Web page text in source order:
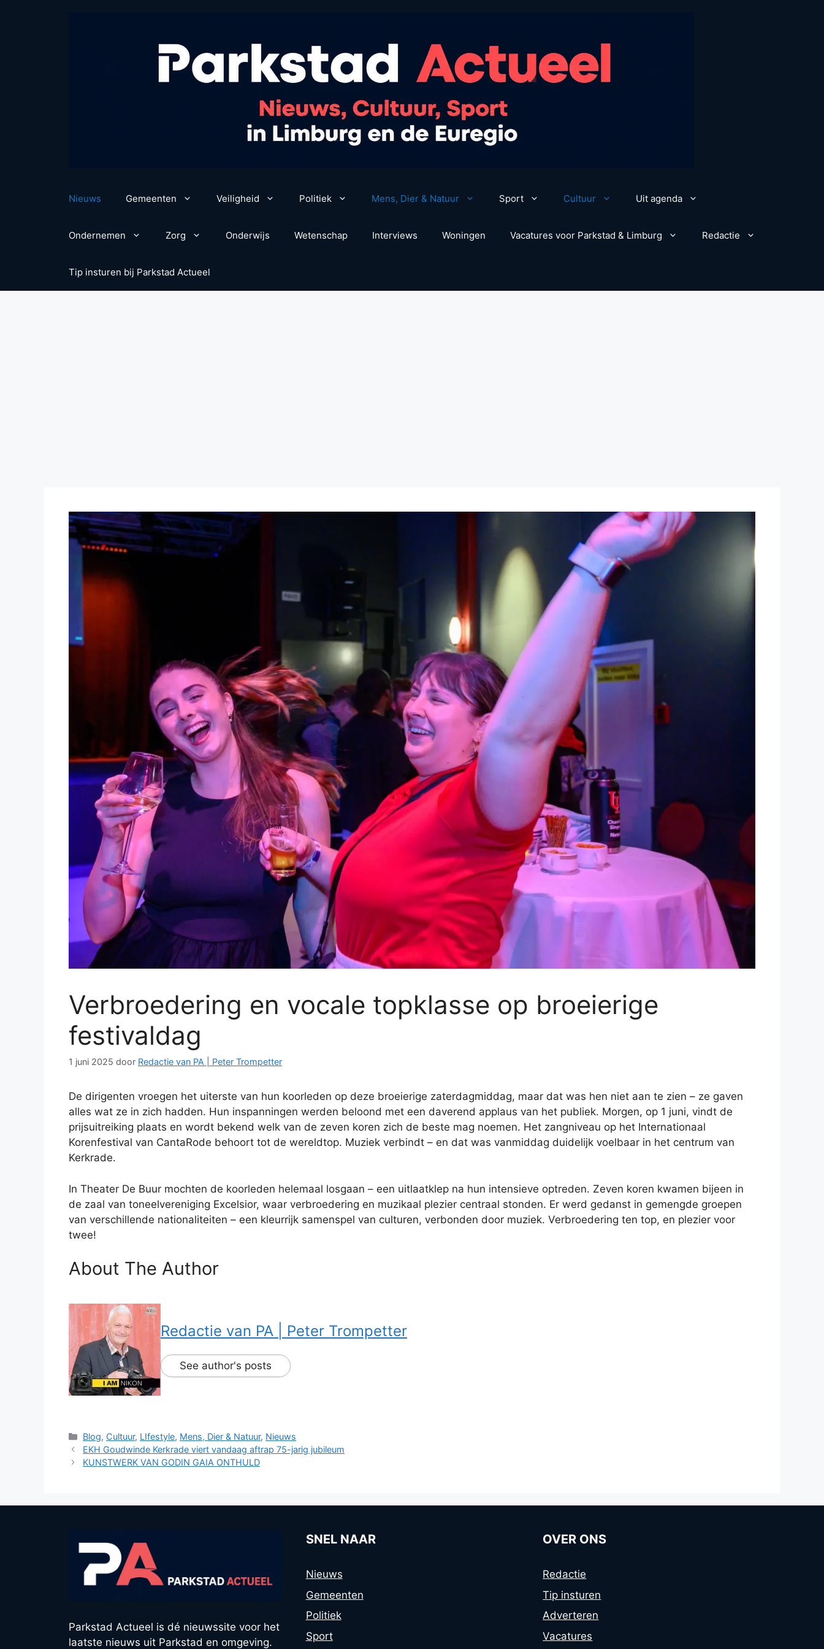
Nieuws Gemeenten Veiligheid Politiek Mens, Dier & Natuur Sport Cultuur Uit agenda
Ondernemen Zorg Onderwijs Wetenschap Interviews Woningen Vacatures voor Parkstad & Limburg Redactie
Tip insturen bij Parkstad Actueel
Verbroedering en vocale topklasse op broeierige
festivaldag
1 juni 2025 door Redactie van PA | Peter Trompetter
De dirigenten vroegen het uiterste van hun koorleden op deze broeierige zaterdagmiddag, maar dat was hen niet aan te zien – ze gaven
alles wat ze in zich hadden. Hun inspanningen werden beloond met een daverend applaus van het publiek. Morgen, op 1 juni, vindt de
prijsuitreiking plaats en wordt bekend welk van de zeven koren zich de beste mag noemen. Het zangniveau op het Internationaal
Korenfestival van CantaRode behoort tot de wereldtop. Muziek verbindt – en dat was vanmiddag duidelijk voelbaar in het centrum van
Kerkrade.
In Theater De Buur mochten de koorleden helemaal losgaan – een uitlaatklep na hun intensieve optreden. Zeven koren kwamen bijeen in
de zaal van toneelvereniging Excelsior, waar verbroedering en muzikaal plezier centraal stonden. Er werd gedanst in gemengde groepen
van verschillende nationaliteiten – een kleurrijk samenspel van culturen, verbonden door muziek. Verbroedering ten top, en plezier voor
twee!
About The Author
Redactie van PA | Peter Trompetter
See author's posts
Categorieën
Blog, Cultuur, LIfestyle, Mens, Dier & Natuur, Nieuws
EKH Goudwinde Kerkrade viert vandaag aftrap 75-jarig jubileum
KUNSTWERK VAN GODIN GAIA ONTHULD
Parkstad Actueel is dé nieuwssite voor het
laatste nieuws uit Parkstad en omgeving.
SNEL NAAR
Nieuws
Gemeenten
Politiek
Sport
OVER ONS
Redactie
Tip insturen
Adverteren
Vacatures